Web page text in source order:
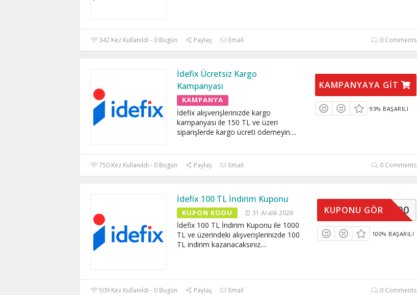
342 Kez Kullanıldı - 0 Bugün Paylaş Email 0 Comments
İdefix Ücretsiz Kargo
Kampanyası
KAMPANYA
İdefix alışverişlerinizde kargo
kampanyası ile 150 TL ve üzeri
siparişlerde kargo ücreti ödemeyin....
KAMPANYAYA GIT
93% BAŞARILI
750 Kez Kullanıldı - 0 Bugün Paylaş Email 0 Comments
İdefix 100 TL İndirim Kuponu
KUPON KODU ⏰ 31 Aralık 2026
İdefix 100 TL İndirim Kuponu ile 1000
TL ve üzerindeki alışverişlerinizde 100
TL indirim kazanacaksınız....
SEPET100
KUPONU GÖR
100% BAŞARILI
509 Kez Kullanıldı - 0 Bugün Paylaş Email 0 Comments